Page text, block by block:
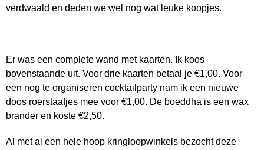
verdwaald en deden we wel nog wat leuke koopjes.
Er was een complete wand met kaarten. Ik koos
bovenstaande uit. Voor drie kaarten betaal je €1,00. Voor
een nog te organiseren cocktailparty nam ik een nieuwe
doos roerstaafjes mee voor €1,00. De boeddha is een wax
brander en koste €2,50.
Al met al een hele hoop kringloopwinkels bezocht deze